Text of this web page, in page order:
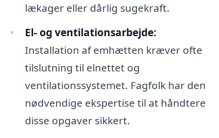
lækager eller dårlig sugekraft.
El- og ventilationsarbejde:
Installation af emhætten kræver ofte
tilslutning til elnettet og
ventilationssystemet. Fagfolk har den
nødvendige ekspertise til at håndtere
disse opgaver sikkert.